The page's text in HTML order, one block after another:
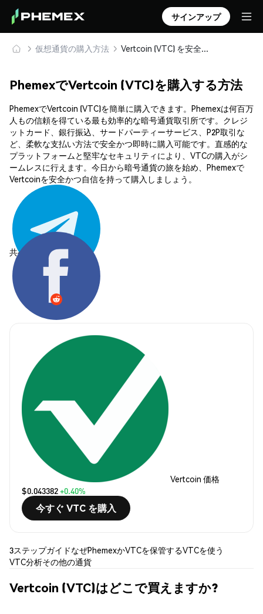
サインアップ
仮想通貨の購入方法 Vertcoin (VTC) を安全に購入・保管
PhemexでVertcoin (VTC)を購入する方法
PhemexでVertcoin (VTC)を簡単に購入できます。Phemexは何百万
人もの信頼を得ている最も効率的な暗号通貨取引所です。クレジ
ットカード、銀行振込、サードパーティーサービス、P2P取引な
ど、柔軟な支払い方法で安全かつ即時に購入可能です。直感的な
プラットフォームと堅牢なセキュリティにより、VTCの購入がシ
ームレスに行えます。今日から暗号通貨の旅を始め、Phemexで
Vertcoinを安全かつ自信を持って購入しましょう。
共有する:
Vertcoin 価格
$0.043382+0.40%
今すぐ VTC を購入
3ステップガイドなぜPhemexかVTCを保管するVTCを使う
VTC分析その他の通貨
Vertcoin (VTC)はどこで買えますか?